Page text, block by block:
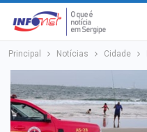
Principal Notícias Cidade